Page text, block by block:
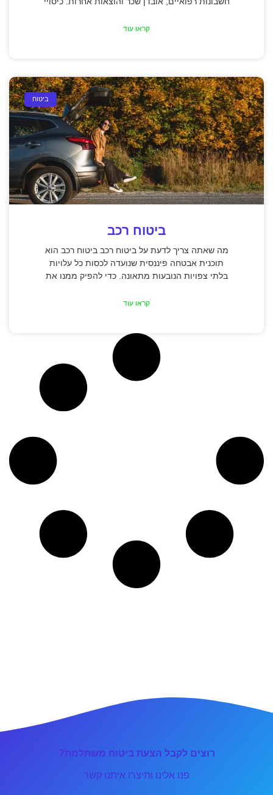
קראו עוד
ביטוח
ביטוח רכב
מה שאתה צריך לדעת על ביטוח רכב ביטוח רכב הוא
תוכנית אבטחה פיננסית שנועדה לכסות כל עלויות
בלתי צפויות הנובעות מתאונה. כדי להפיק ממנו את
קראו עוד
רוצים לקבל הצעת ביטוח משתלמת?
פנו אלינו ותיצרו איתנו קשר